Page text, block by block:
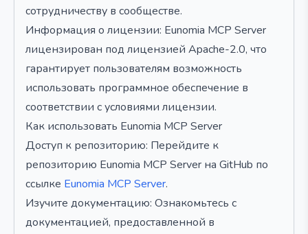
сотрудничеству в сообществе.
Информация о лицензии: Eunomia MCP Server
лицензирован под лицензией Apache-2.0, что
гарантирует пользователям возможность
использовать программное обеспечение в
соответствии с условиями лицензии.
Как использовать Eunomia MCP Server
Доступ к репозиторию: Перейдите к
репозиторию Eunomia MCP Server на GitHub по
ссылке Eunomia MCP Server.
Изучите документацию: Ознакомьтесь с
документацией, предоставленной в